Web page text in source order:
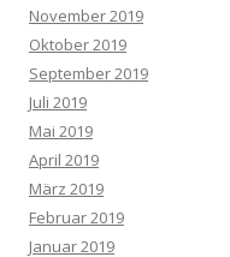
November 2019
Oktober 2019
September 2019
Juli 2019
Mai 2019
April 2019
März 2019
Februar 2019
Januar 2019